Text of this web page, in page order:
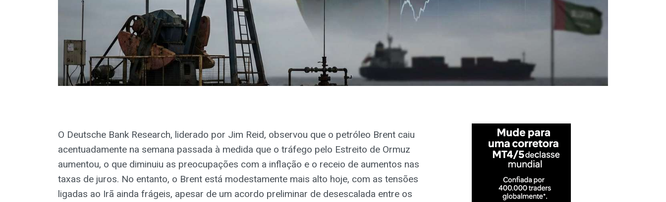
O Deutsche Bank Research, liderado por Jim Reid, observou que o petróleo Brent caiu
acentuadamente na semana passada à medida que o tráfego pelo Estreito de Ormuz
aumentou, o que diminuiu as preocupações com a inflação e o receio de aumentos nas
taxas de juros. No entanto, o Brent está modestamente mais alto hoje, com as tensões
ligadas ao Irã ainda frágeis, apesar de um acordo preliminar de desescalada entre os